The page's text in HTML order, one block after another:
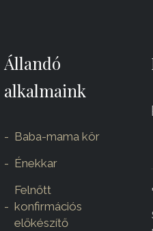
Állandó
alkalmaink
Baba-mama kör
Énekkar
Felnőtt
konfirmációs
előkészítő